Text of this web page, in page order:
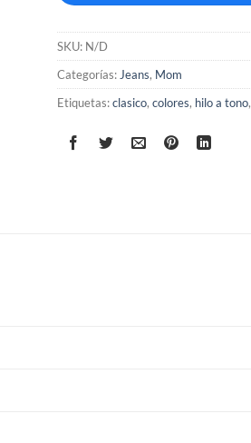
SKU: N/D
Categorías: Jeans, Mom
Etiquetas:clasico, colores, hilo a tono,